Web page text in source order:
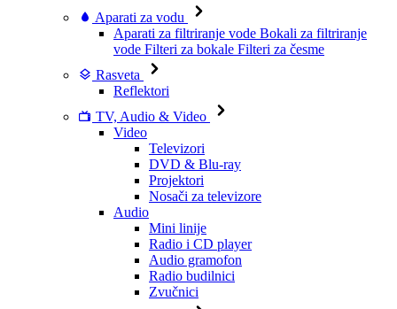
Aparati za vodu
Aparati za filtriranje vode Bokali za filtriranje
vode Filteri za bokale Filteri za česme
Rasveta
Reflektori
TV, Audio & Video
Video
Televizori
DVD & Blu-ray
Projektori
Nosači za televizore
Audio
Mini linije
Radio i CD player
Audio gramofon
Radio budilnici
Zvučnici